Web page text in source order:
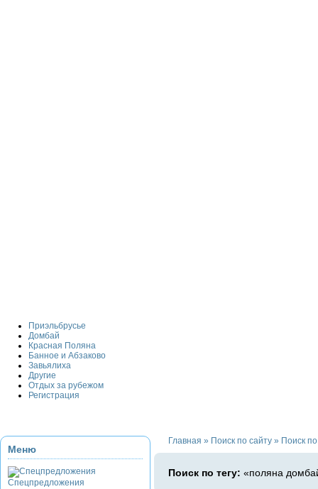
Приэльбрусье
Домбай
Красная Поляна
Банное и Абзаково
Завьялиха
Другие
Отдых за рубежом
Регистрация
Меню
Спецпредложения
Главная » Поиск по сайту » Поиск
Поиск по тегу: «поляна